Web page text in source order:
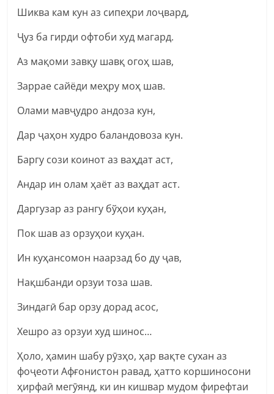
Шиква кам кун аз сипеҳри лоҷвард,
Ҷуз ба гирди офтоби худ магард.
Аз мақоми завқу шавқ огоҳ шав,
Заррае сайёди меҳру моҳ шав.
Олами мавҷудро андоза кун,
Дар ҷаҳон худро баландовоза кун.
Баргу сози коинот аз ваҳдат аст,
Андар ин олам ҳаёт аз ваҳдат аст.
Даргузар аз рангу бўҳои куҳан,
Пок шав аз орзуҳои куҳан.
Ин куҳансомон наарзад бо ду ҷав,
Нақшбанди орзуи тоза шав.
Зиндагӣ бар орзу дорад асос,
Хешро аз орзуи худ шинос…
Ҳоло, ҳамин шабу рӯзҳо, ҳар вақте сухан аз
фоҷеоти Афғонистон равад, ҳатто коршиносони
ҳирфаӣ мегӯянд, ки ин кишвар мудом фирефтаи